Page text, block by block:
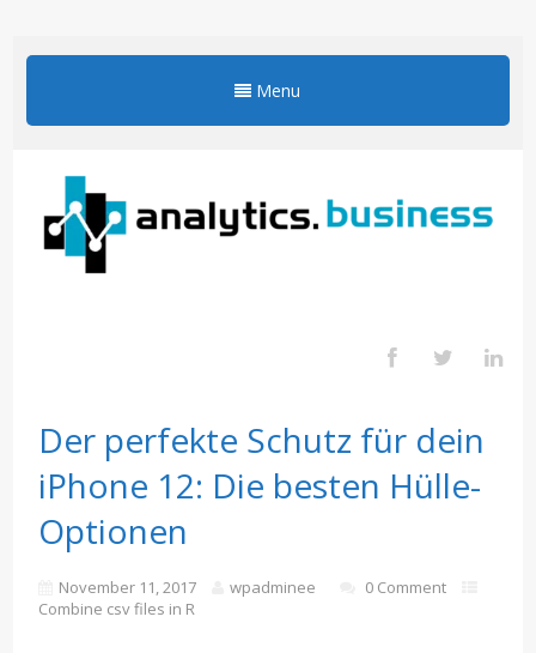
Menu
Der perfekte Schutz für dein
iPhone 12: Die besten Hülle-
Optionen
November 11, 2017 wpadminee
0 Comment
Combine csv files in R